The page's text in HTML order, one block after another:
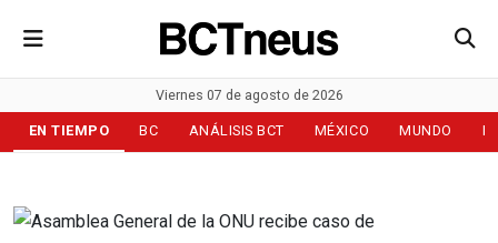
Viernes 07 de agosto de 2026
EN TIEMPO BC ANÁLISIS BCT MÉXICO MUNDO